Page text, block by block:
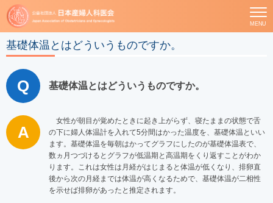
MENU
基礎体温とはどういうものですか。
基礎体温とはどういうものですか。
女性が朝目が覚めたときに起き上がらず、寝たままの状態で舌
の下に婦人体温計を入れて5分間はかった温度を、基礎体温といい
ます。基礎体温を毎朝はかってグラフにしたのが基礎体温表で、
数ヵ月つづけるとグラフが低温期と高温期をくり返すことがわか
ります。これは女性は月経がはじまると体温が低くなり、排卵直
後から次の月経までは体温が高くなるためで、基礎体温が二相性
を示せば排卵があったと推定されます。